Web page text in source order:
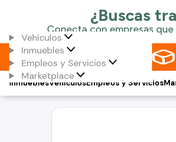
Vehículos
Inmuebles
Empleos y Servicios
Marketplace
Vehículos
Inmuebles Empleos y Servicios